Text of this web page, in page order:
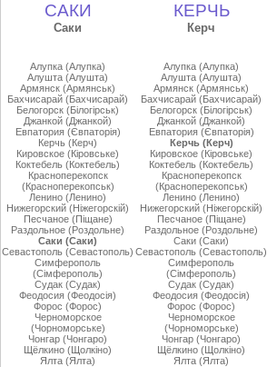
САКИ
Саки
КЕРЧЬ
Керч
Алупка (Алупка)
Алушта (Алушта)
Армянск (Армянськ)
Бахчисарай (Бахчисарай)
Белогорск (Бiлогiрськ)
Джанкой (Джанкой)
Евпатория (Євпаторiя)
Керчь (Керч)
Кировское (Кiровське)
Коктебель (Коктебель)
Красноперекопск
(Красноперекопськ)
Ленино (Ленино)
Нижегорский (Нiжегорскiй)
Песчаное (Пiщане)
Раздольное (Роздольне)
Саки (Саки)
Севастополь (Севастополь)
Симферополь
(Сiмферополь)
Судак (Судак)
Феодосия (Феодосiя)
Форос (Форос)
Черноморское
(Чорноморське)
Чонгар (Чонгаро)
Щёлкино (Щолкiно)
Ялта (Ялта)
Алупка (Алупка)
Алушта (Алушта)
Армянск (Армянськ)
Бахчисарай (Бахчисарай)
Белогорск (Бiлогiрськ)
Джанкой (Джанкой)
Евпатория (Євпаторiя)
Керчь (Керч)
Кировское (Кiровське)
Коктебель (Коктебель)
Красноперекопск
(Красноперекопськ)
Ленино (Ленино)
Нижегорский (Нiжегорскiй)
Песчаное (Пiщане)
Раздольное (Роздольне)
Саки (Саки)
Севастополь (Севастополь)
Симферополь
(Сiмферополь)
Судак (Судак)
Феодосия (Феодосiя)
Форос (Форос)
Черноморское
(Чорноморське)
Чонгар (Чонгаро)
Щёлкино (Щолкiно)
Ялта (Ялта)